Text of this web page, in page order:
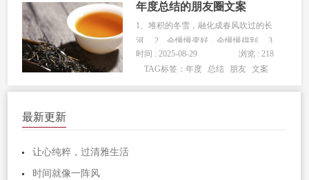
年度总结的朋友圈文案
1、堆积的冬雪，融化成春风吹过的长
河。 2、会慢慢变好，会慢慢得到。 3、
领略风花雪月，笑看阴晴圆缺。 4、吃
一堑，长一智；过一年，长一岁。 5、
时间 : 2025-08-29
浏览 : 218
TAG标签：年度 总结 朋友 文案
最新更新
让心纯粹，过清雅生活
时间就像一阵风